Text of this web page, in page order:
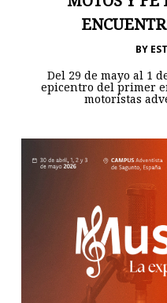
BY
Del 29 de mayo al 1
epicentro del primer
motoristas